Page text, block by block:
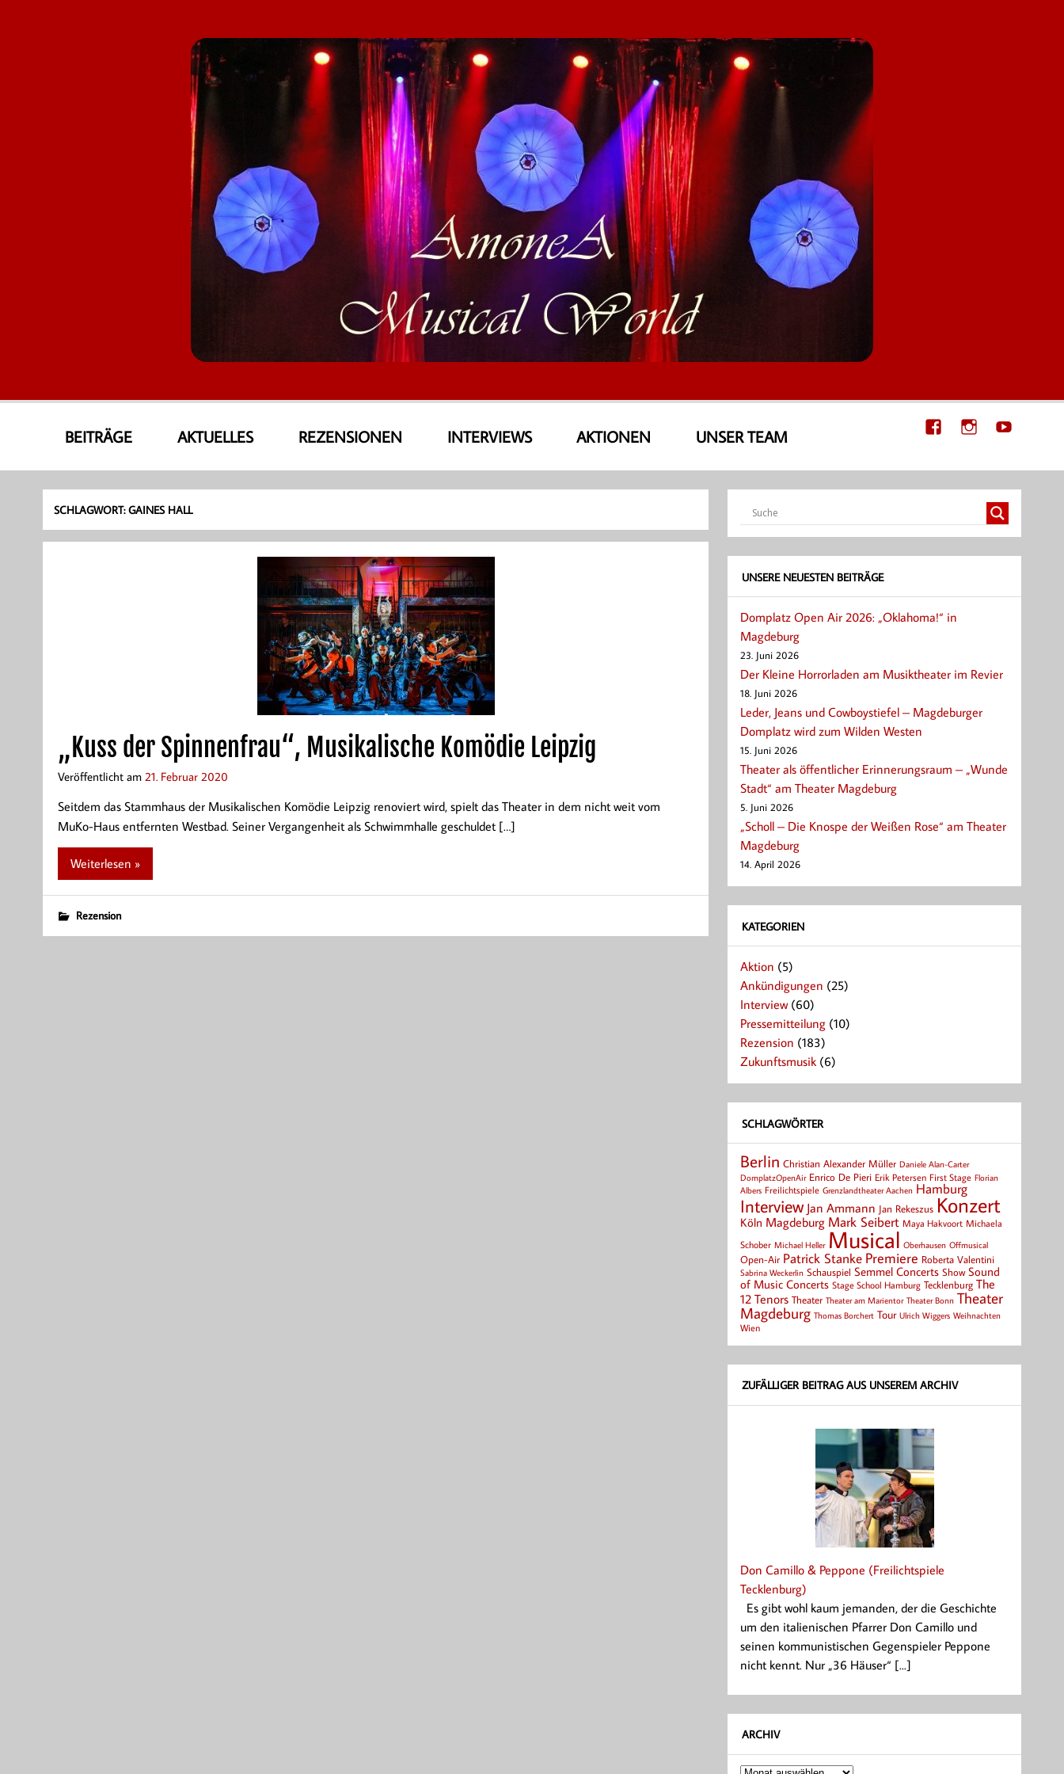
BEITRÄGE AKTUELLES REZENSIONEN INTERVIEWS AKTIONEN UNSER TEAM
SCHLAGWORT:GAINES HALL
„Kuss der Spinnenfrau“, Musikalische Komödie Leipzig
Veröffentlicht am 21. Februar 2020
Seitdem das Stammhaus der Musikalischen Komödie Leipzig renoviert wird, spielt das Theater in dem nicht weit vom
MuKo-Haus entfernten Westbad. Seiner Vergangenheit als Schwimmhalle geschuldet […]
Weiterlesen »
Rezension
UNSERE NEUESTEN BEITRÄGE
Domplatz Open Air 2026: „Oklahoma!“ in
Magdeburg
23. Juni 2026
Der Kleine Horrorladen am Musiktheater im Revier
18. Juni 2026
Leder, Jeans und Cowboystiefel – Magdeburger
Domplatz wird zum Wilden Westen
15. Juni 2026
Theater als öffentlicher Erinnerungsraum – „Wunde
Stadt“ am Theater Magdeburg
5. Juni 2026
„Scholl – Die Knospe der Weißen Rose“ am Theater
Magdeburg
14. April 2026
KATEGORIEN
Aktion (5)
Ankündigungen (25)
Interview(60)
Pressemitteilung (10)
Rezension (183)
Zukunftsmusik (6)
SCHLAGWÖRTER
Berlin Christian Alexander Müller Daniele Alan-Carter
DomplatzOpenAir Enrico De Pieri Erik Petersen First Stage Florian
Albers Freilichtspiele Grenzlandtheater Aachen Hamburg
Interview Jan Ammann Jan Rekeszus Konzert
Köln Magdeburg Mark Seibert Maya Hakvoort Michaela
Schober Michael Heller Musical Oberhausen Offmusical
Open-Air Patrick Stanke Premiere Roberta Valentini
Sabrina Weckerlin Schauspiel Semmel Concerts Show Sound
of Music Concerts Stage School Hamburg Tecklenburg The
12 Tenors Theater Theater am Marientor Theater Bonn Theater
Magdeburg Thomas Borchert Tour Ulrich Wiggers Weihnachten
Wien
ZUFÄLLIGER BEITRAG AUS UNSEREM ARCHIV
Don Camillo & Peppone (Freilichtspiele
Tecklenburg)
Es gibt wohl kaum jemanden, der die Geschichte
um den italienischen Pfarrer Don Camillo und
seinen kommunistischen Gegenspieler Peppone
nicht kennt. Nur „36 Häuser“ [...]
ARCHIV
Archiv